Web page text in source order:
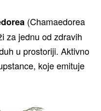
(Chamaedorea
za jednu od zdravih
u prostoriji. Aktivno
koje emituje